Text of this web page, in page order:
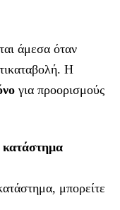
άμεσα όταν
Η
για προορισμούς
μπορείτε